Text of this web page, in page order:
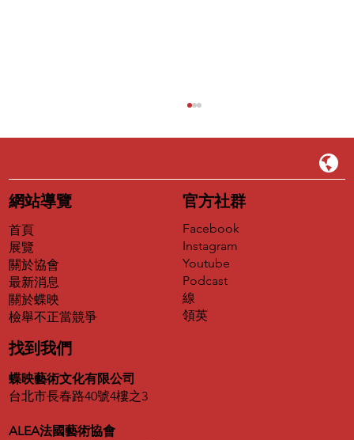
家猗娃登《大藝術家》，以畫筆重新定義
從台東大自然到都市叢林，以療癒系奇幻風格守
網站導覽
首頁
展覽
關於協會
最新消息
關於蝶映
​檢舉不正當競爭
官方社群
Facebook
Instagram
Youtube
Podcast
線
領英
找到我們
蝶映藝術文化有限公司
台北市長春路40號4樓之3
ALEA法國藝術協會